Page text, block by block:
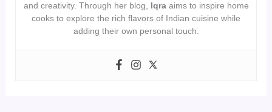
and creativity. Through her blog, Iqraaims to inspire home
cooks to explore the rich flavors of Indian cuisine while
adding their own personal touch.